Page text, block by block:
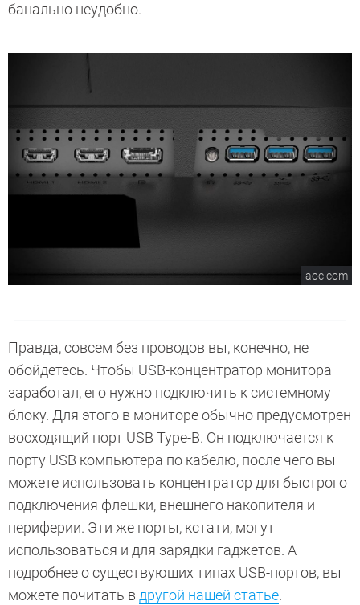
банально неудобно.
aoc.com
Правда, совсем без проводов вы, конечно, не
обойдетесь. Чтобы USB-концентратор монитора
заработал, его нужно подключить к системному
блоку. Для этого в мониторе обычно предусмотрен
восходящий порт USB Type-B. Он подключается к
порту USB компьютера по кабелю, после чего вы
можете использовать концентратор для быстрого
подключения флешки, внешнего накопителя и
периферии. Эти же порты, кстати, могут
использоваться и для зарядки гаджетов. А
подробнее о существующих типах USB-портов, вы
можете почитать в другой нашей статье.